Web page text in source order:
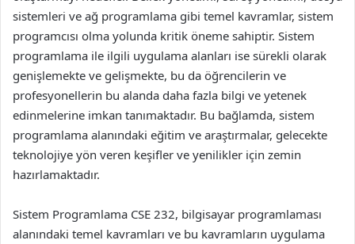
sistemleri ve ağ programlama gibi temel kavramlar, sistem
programcısı olma yolunda kritik öneme sahiptir. Sistem
programlama ile ilgili uygulama alanları ise sürekli olarak
genişlemekte ve gelişmekte, bu da öğrencilerin ve
profesyonellerin bu alanda daha fazla bilgi ve yetenek
edinmelerine imkan tanımaktadır. Bu bağlamda, sistem
programlama alanındaki eğitim ve araştırmalar, gelecekte
teknolojiye yön veren keşifler ve yenilikler için zemin
hazırlamaktadır.
Sistem Programlama CSE 232, bilgisayar programlaması
alanındaki temel kavramları ve bu kavramların uygulama